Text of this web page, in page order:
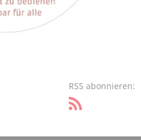
RSS abonnieren: